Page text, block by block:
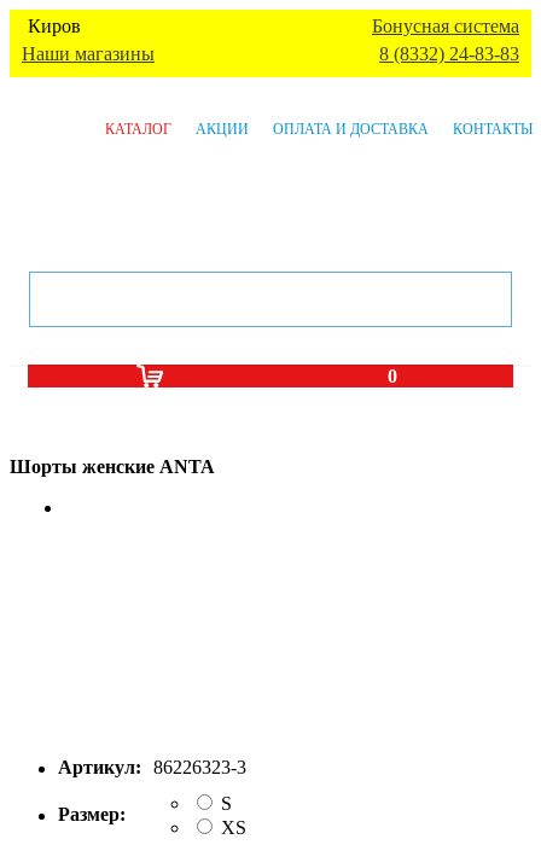
Киров
Наши магазины
Бонусная система
8 (8332) 24-83-83
КАТАЛОГ АКЦИИ ОПЛАТА И ДОСТАВКА КОНТАКТЫ
0
Шорты женские ANTA
Артикул: 86226323-3
Размер:
S
XS